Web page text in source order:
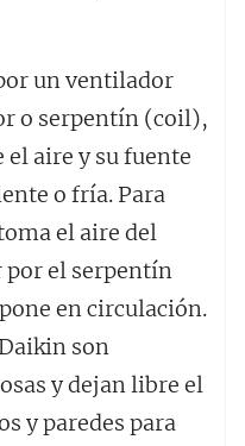
un ventilador
o serpentín (coil),
el aire y su fuente
o fría. Para
el aire del
por el serpentín
en circulación.
son
y dejan libre el
y paredes para